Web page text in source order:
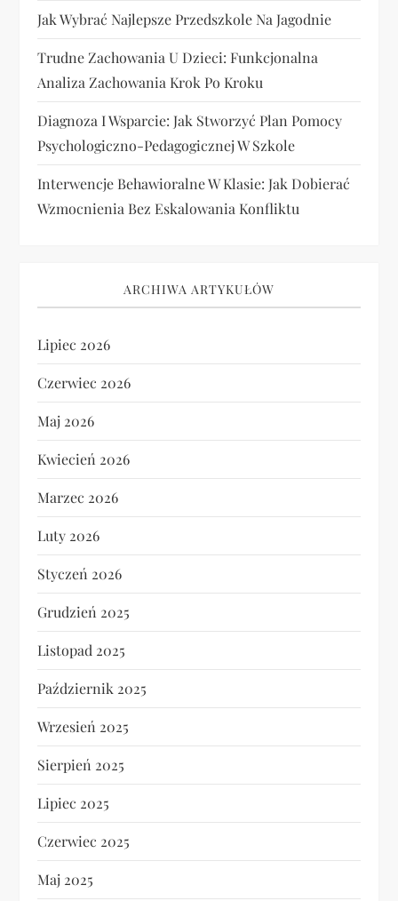
Jak Wybrać Najlepsze Przedszkole Na Jagodnie
Trudne Zachowania U Dzieci: Funkcjonalna
Analiza Zachowania Krok Po Kroku
Diagnoza I Wsparcie: Jak Stworzyć Plan Pomocy
Psychologiczno-Pedagogicznej W Szkole
Interwencje Behawioralne W Klasie: Jak Dobierać
Wzmocnienia Bez Eskalowania Konfliktu
ARCHIWA ARTYKUŁÓW
Lipiec 2026
Czerwiec 2026
Maj 2026
Kwiecień 2026
Marzec 2026
Luty 2026
Styczeń 2026
Grudzień 2025
Listopad 2025
Październik 2025
Wrzesień 2025
Sierpień 2025
Lipiec 2025
Czerwiec 2025
Maj 2025